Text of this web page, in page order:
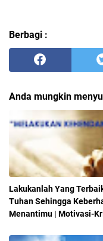
Berbagi :
Anda mungkin
Lakukanlah Yang
Tuhan Sehingga
Menantimu | Motivasi-